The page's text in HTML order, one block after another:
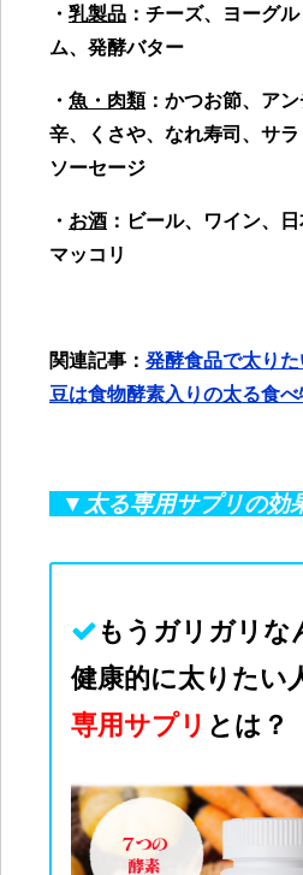
・ 乳製品 ：チーズ、ヨーグ
ム、発酵バター
・ 魚・肉類：かつお節、ア
辛、くさや、なれ寿司、サ
ソーセージ
・ お酒 ：ビール、ワイン、
マッコリ
関連記事： 発酵食品で太り
豆は食物酵素入りの太る食べ
▼太る専用サプリの効
もうガリガリな
健康的に太りたい
専用サプリ とは？